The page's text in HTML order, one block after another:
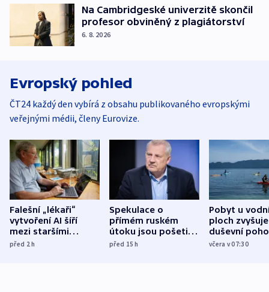
Na Cambridgeské univerzitě skončil
profesor obviněný z plagiátorství
6. 8. 2026
Evropský pohled
ČT24 každý den vybírá z obsahu publikovaného evropskými
veřejnými médii, členy Eurovize.
Falešní „lékaři“
vytvoření AI šíří
mezi staršími
Poláky nebezpečné
před 2h
Spekulace o
přímém ruském
útoku jsou pošetilé,
míní estonský
před 15h
Pobyt u
ploch zvyšuje
duševní
ukázala
včera v 07:30